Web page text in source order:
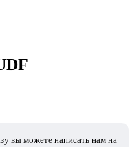
вы можете написать нам на